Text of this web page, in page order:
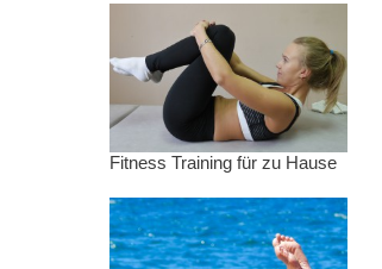
Fitness Training für zu Hause